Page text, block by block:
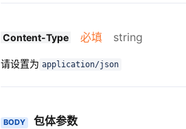
Content-Type 必填 string
请设置为 application/json
BODY 包体参数